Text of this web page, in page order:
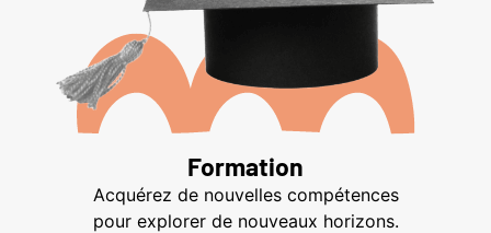
Formation
Acquérez de nouvelles compétences
pour explorer de nouveaux horizons.